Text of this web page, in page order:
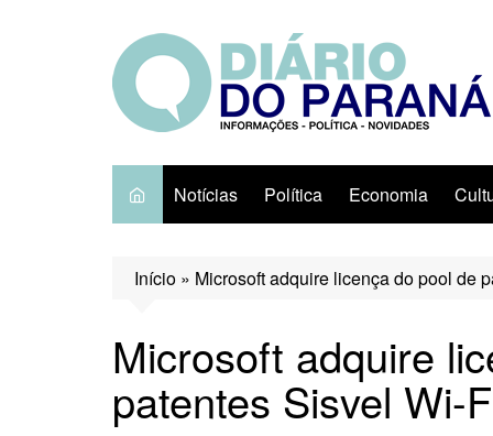
Notícias Política Economia
Início » Microsoft adquire licença do pool de
Microsoft adquire
patentes Sisvel Wi-